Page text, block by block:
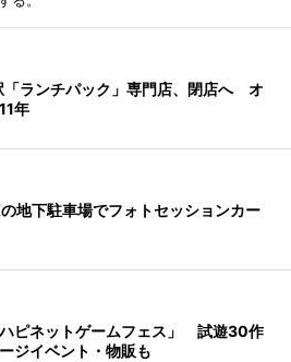
「ランチパック」専門店、閉店へ オ
年
地下駐車場でフォトセッションカー
ピネットゲームフェス」 試遊30作
ジイベント・物販も